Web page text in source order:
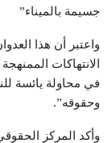
جسيمة بالميناء”
واعتبر أن هذا
الانتهاكات
في محاولة يائسة
وحقوقه”.
وأكد المركز